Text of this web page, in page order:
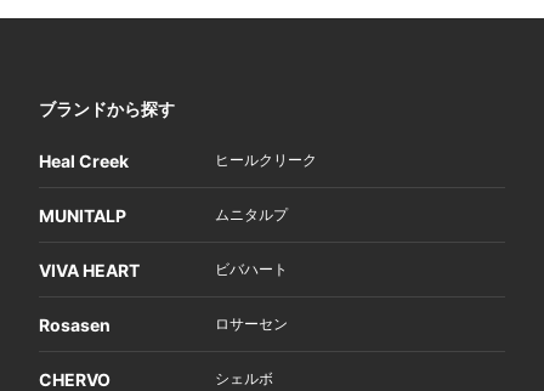
ブランドから探す
Heal Creek ヒールクリーク
MUNITALP ムニタルプ
VIVA HEART ビバハート
Rosasen ロサーセン
CHERVO シェルボ